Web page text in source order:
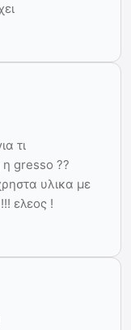
τι
η gresso ??
υλικα με
ελεος !